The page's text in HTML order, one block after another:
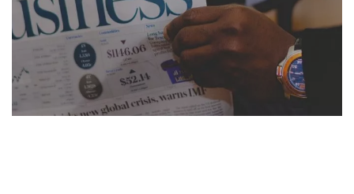
semiconductor industry, including engineers,
professional experts, and senior executives.
לחץ לפרטים